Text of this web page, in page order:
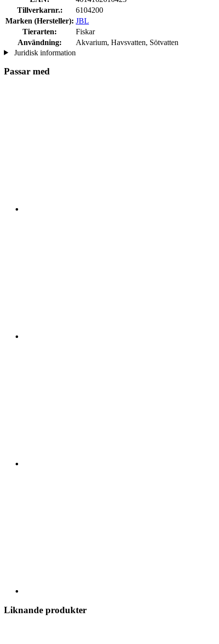
Tillverkarnr.:
6104200
Marken (Hersteller): JBL
Tierarten:
Fiskar
Användning:
Akvarium, Havsvatten, Sötvatten
Juridisk information
Passar med
Liknande produkter